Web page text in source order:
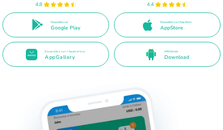
4.8
Disponible sur
Google Play
4.4
Disponible sur l'App Store
AppStore
Disponible sur l'AppGallery
AppGallery
APK Directe
Download